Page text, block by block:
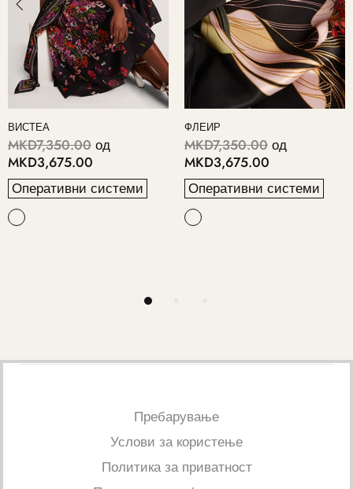
ШЕЛМАС
MKD5,650.00
MKD2,825.00
Оперативни системи
ЛИДИИ
MKD4,100.00
MKD2,050.00
Оперативни системи
Пребарување
Услови за користење
Политика за приватност